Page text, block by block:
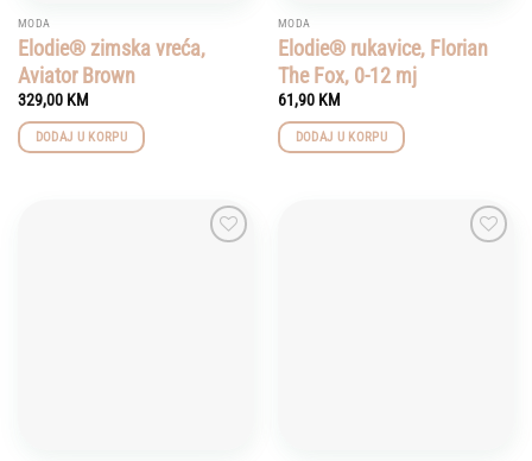
MODA
Elodie® zimska vreća,
Aviator Brown
329,00 KM
DODAJ U KORPU
MODA
Elodie® rukavice, Florian
The Fox, 0-12 mj
61,90 KM
DODAJ U KORPU